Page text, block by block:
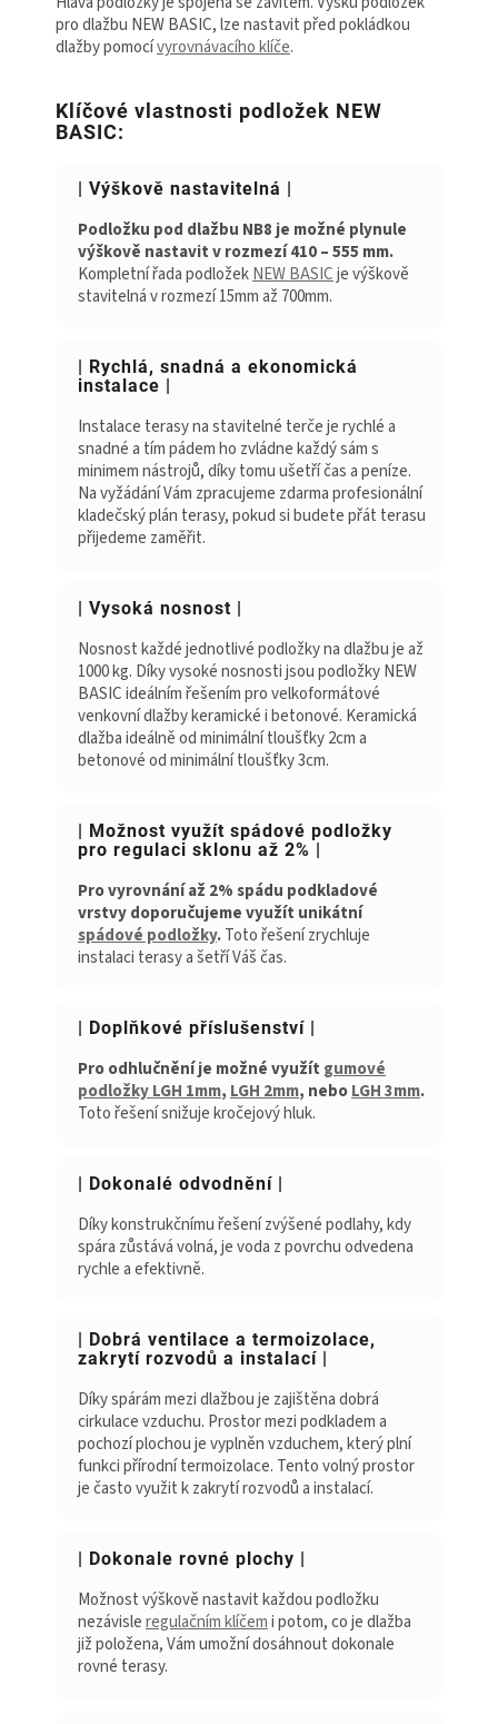
pro dlažbu NEW BASIC, lze nastavit před pokládkou
dlažby pomocívyrovnávacího klíče.
Klíčové vlastnosti podložek NEW
BASIC:
| Výškově nastavitelná |
Podložku pod dlažbu NB8 je možné plynule
výškově nastavit v rozmezí 410 – 555 mm.
Kompletní řada podložekNEW BASICje výškově
stavitelná v rozmezí 15mm až 700mm.
| Rychlá, snadná a ekonomická
instalace |
Instalace terasy na stavitelné terče je rychlé a
snadné a tím pádem ho zvládne každý sám s
minimem nástrojů, díky tomu ušetří čas a peníze.
Na vyžádání Vám zpracujeme zdarma profesionální
kladečský plán terasy, pokud si budete přát terasu
přijedeme zaměřit.
| Vysoká nosnost |
Nosnost každé jednotlivé podložky na dlažbu je až
1000 kg. Díky vysoké nosnosti jsou podložky NEW
BASIC ideálním řešením pro velkoformátové
venkovní dlažby keramické i betonové. Keramická
dlažba ideálně od minimální tloušťky 2cm a
betonové od minimální tloušťky 3cm.
| Možnost využít spádové podložky
pro regulaci sklonu až 2% |
Pro vyrovnání až 2% spádu podkladové
vrstvy doporučujeme využít unikátní
spádové podložky.Toto řešení zrychluje
instalaci terasy a šetří Váš čas.
| Doplňkové příslušenství |
Pro odhlučnění je možné využít gumové
podložky LGH 1mm,LGH 2mm, neboLGH 3mm.
Toto řešení snižuje kročejový hluk.
| Dokonalé odvodnění |
Díky konstrukčnímu řešení zvýšené podlahy, kdy
spára zůstává volná, je voda z povrchu odvedena
rychle a efektivně.
| Dobrá ventilace a termoizolace,
zakrytí rozvodů a instalací |
Díky spárám mezi dlažbou je zajištěna dobrá
cirkulace vzduchu. Prostor mezi podkladem a
pochozí plochou je vyplněn vzduchem, který plní
funkci přírodní termoizolace. Tento volný prostor
je často využit k zakrytí rozvodů a instalací.
| Dokonale rovné plochy |
Možnost výškově nastavit každou podložku
nezávisleregulačním klíčemi potom, co je dlažba
již položena, Vám umožní dosáhnout dokonale
rovné terasy.